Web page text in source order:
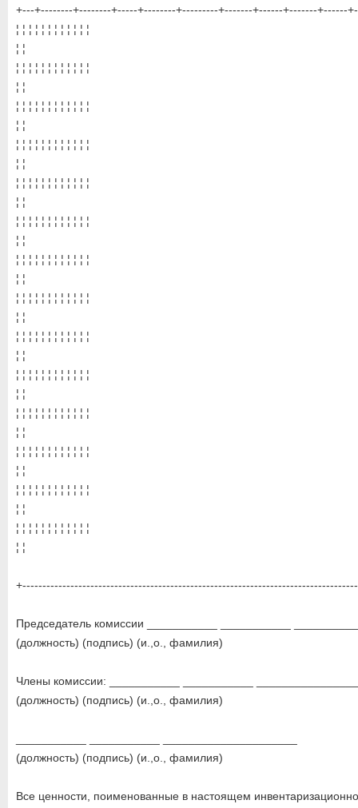
+---+--------+--------+-----+--------+---------+-------+------+-------+------
¦ ¦ ¦ ¦ ¦ ¦ ¦ ¦ ¦ ¦ ¦ ¦
¦ ¦
¦ ¦ ¦ ¦ ¦ ¦ ¦ ¦ ¦ ¦ ¦ ¦
¦ ¦
¦ ¦ ¦ ¦ ¦ ¦ ¦ ¦ ¦ ¦ ¦ ¦
¦ ¦
¦ ¦ ¦ ¦ ¦ ¦ ¦ ¦ ¦ ¦ ¦ ¦
¦ ¦
¦ ¦ ¦ ¦ ¦ ¦ ¦ ¦ ¦ ¦ ¦ ¦
¦ ¦
¦ ¦ ¦ ¦ ¦ ¦ ¦ ¦ ¦ ¦ ¦ ¦
¦ ¦
¦ ¦ ¦ ¦ ¦ ¦ ¦ ¦ ¦ ¦ ¦ ¦
¦ ¦
¦ ¦ ¦ ¦ ¦ ¦ ¦ ¦ ¦ ¦ ¦ ¦
¦ ¦
¦ ¦ ¦ ¦ ¦ ¦ ¦ ¦ ¦ ¦ ¦ ¦
¦ ¦
¦ ¦ ¦ ¦ ¦ ¦ ¦ ¦ ¦ ¦ ¦ ¦
¦ ¦
¦ ¦ ¦ ¦ ¦ ¦ ¦ ¦ ¦ ¦ ¦ ¦
¦ ¦
¦ ¦ ¦ ¦ ¦ ¦ ¦ ¦ ¦ ¦ ¦ ¦
¦ ¦
¦ ¦ ¦ ¦ ¦ ¦ ¦ ¦ ¦ ¦ ¦ ¦
¦ ¦
¦ ¦ ¦ ¦ ¦ ¦ ¦ ¦ ¦ ¦ ¦ ¦
¦ ¦
Председатель комиссии ___________ ___________
(должность) (подпись) (и.,о., фамилия)
Члены комиссии: ___________ ___________
(должность) (подпись) (и.,о., фамилия)
(должность) (подпись) (и.,о., фамилия)
Все ценности, поименованные в настоящем